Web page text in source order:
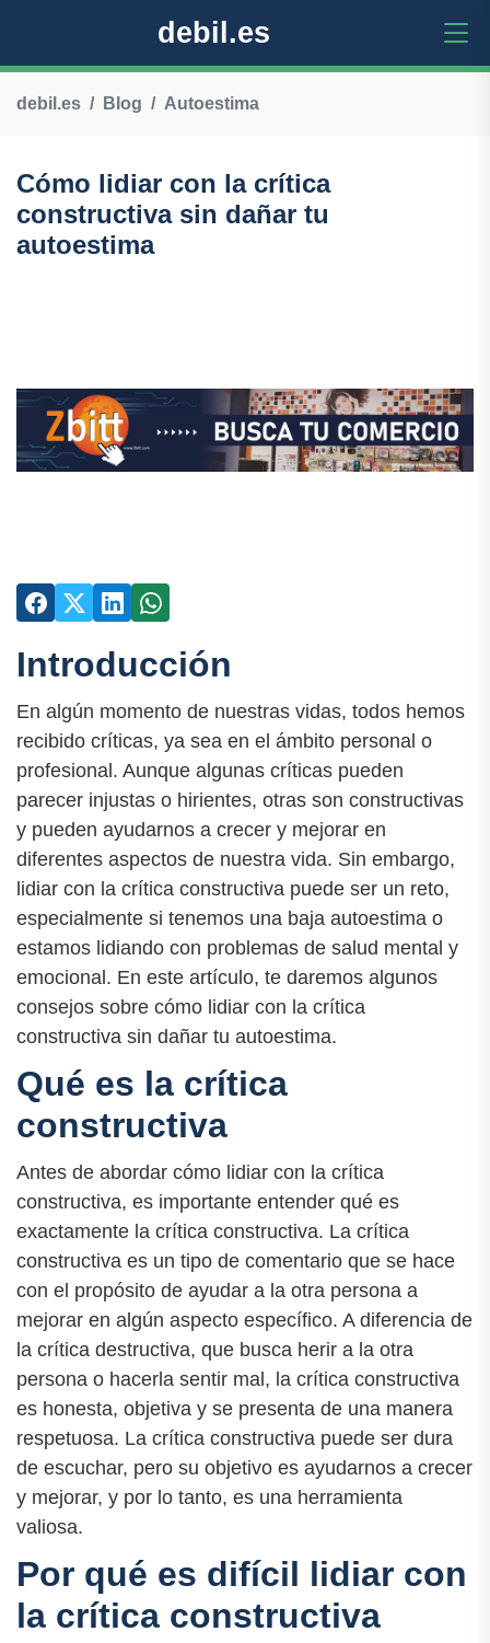
debil.es
debil.es Blog Autoestima
Cómo lidiar con la crítica
constructiva sin dañar tu
autoestima
Introducción
En algún momento de nuestras vidas, todos hemos
recibido críticas, ya sea en el ámbito personal o
profesional. Aunque algunas críticas pueden
parecer injustas o hirientes, otras son constructivas
y pueden ayudarnos a crecer y mejorar en
diferentes aspectos de nuestra vida. Sin embargo,
lidiar con la crítica constructiva puede ser un reto,
especialmente si tenemos una baja autoestima o
estamos lidiando con problemas de salud mental y
emocional. En este artículo, te daremos algunos
consejos sobre cómo lidiar con la crítica
constructiva sin dañar tu autoestima.
Qué es la crítica
constructiva
Antes de abordar cómo lidiar con la crítica
constructiva, es importante entender qué es
exactamente la crítica constructiva. La crítica
constructiva es un tipo de comentario que se hace
con el propósito de ayudar a la otra persona a
mejorar en algún aspecto específico. A diferencia de
la crítica destructiva, que busca herir a la otra
persona o hacerla sentir mal, la crítica constructiva
es honesta, objetiva y se presenta de una manera
respetuosa. La crítica constructiva puede ser dura
de escuchar, pero su objetivo es ayudarnos a crecer
y mejorar, y por lo tanto, es una herramienta
valiosa.
Por qué es difícil lidiar con
la crítica constructiva